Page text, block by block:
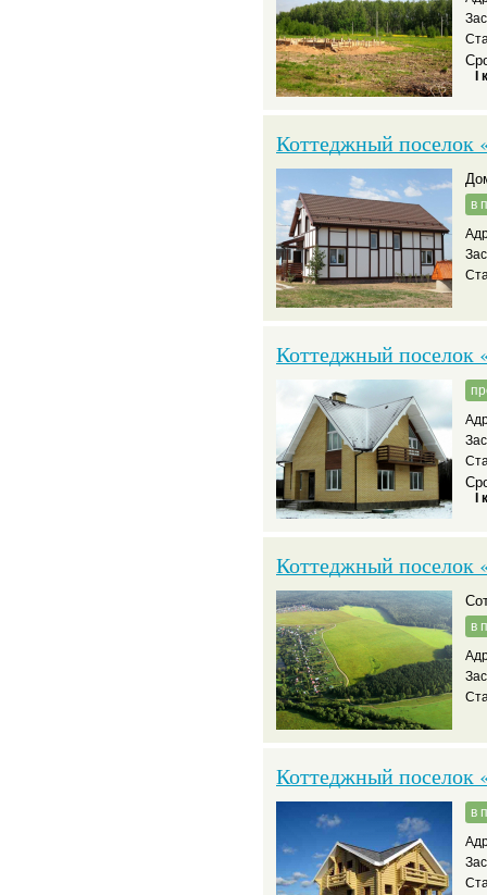
I
Коттеджный поселок
в
Коттеджный поселок
I
Коттеджный поселок
в
Коттеджный поселок
в